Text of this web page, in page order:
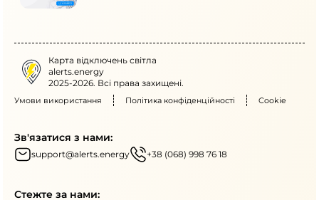
Карта відключень світла
alerts.energy
2025-2026. Всі права захищені.
Умови використання Політика конфіденційності Cookie
Зв'язатися з нами:
support@alerts.energy +38 (068) 998 76 18
Стежте за нами: